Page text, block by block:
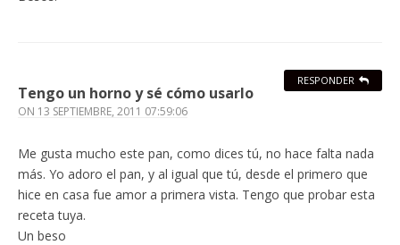
Tengo un horno y sé cómo usarlo
ON 13 SEPTIEMBRE, 2011 07:59:06
Me gusta mucho este pan, como dices tú, no hace falta nada
más. Yo adoro el pan, y al igual que tú, desde el primero que
hice en casa fue amor a primera vista. Tengo que probar esta
receta tuya.
Un beso
RESPONDER